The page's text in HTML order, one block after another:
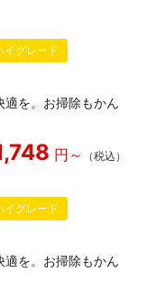
イグレード
適を。お掃除もかん
イグレード
適を。お掃除もかん